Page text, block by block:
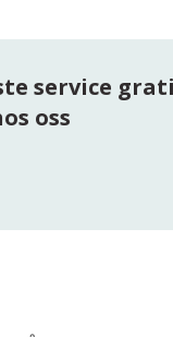
service
oss